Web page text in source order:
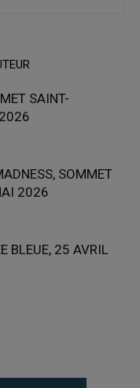
SAINT-
SOMMET
2026
BLEUE, 25 AVRIL